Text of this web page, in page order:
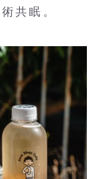
共眠。